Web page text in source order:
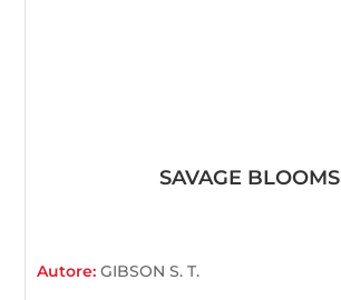
SAVAGE BLOOMS
Autore:GIBSON S. T.